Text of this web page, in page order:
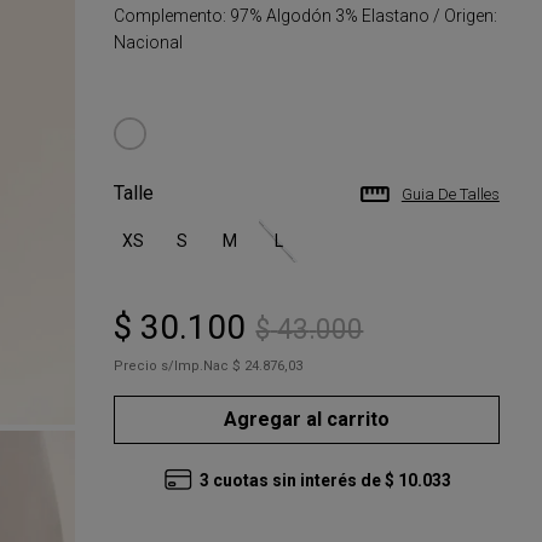
Complemento: 97% Algodón 3% Elastano / Origen:
Nacional
Talle
XS S M L
Guia De Talles
$ 30.100 $ 43.000
Precio s/Imp.Nac $ 24.876,03
Agregar al carrito
3 cuotas sin interés de $ 10.033